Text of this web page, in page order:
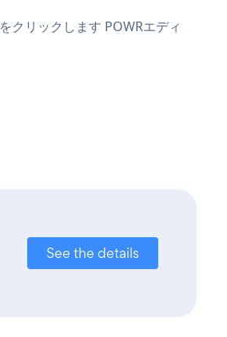
をクリックします POWRエディ
See the details